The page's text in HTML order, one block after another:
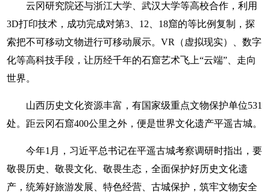
云冈研究院还与浙江大学、武汉大学等高校合作，利用
3D打印技术，成功完成对第3、12、18窟的等比例复制，探
索把不可移动文物进行可移动展示。VR（虚拟现实）、数字
化等高科技手段，让历经千年的石窟艺术飞上“云端”、走向
世界。
山西历史文化资源丰富，有国家级重点文物保护单位531
处。距云冈石窟400公里之外，便是世界文化遗产平遥古城。
今年1月，习近平总书记在平遥古城考察调研时指出，要
敬畏历史、敬畏文化、敬畏生态，全面保护好历史文化遗
产，统筹好旅游发展、特色经营、古城保护，筑牢文物安全